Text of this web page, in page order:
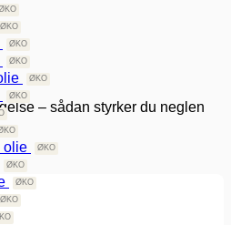
olie
– sådan styrker du neglen